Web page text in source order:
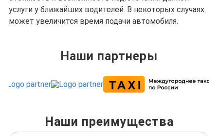
услуги у ближайших водителей. В некоторых случаях
может увеличится время подачи автомобиля.
Наши партнеры
Наши преимущества